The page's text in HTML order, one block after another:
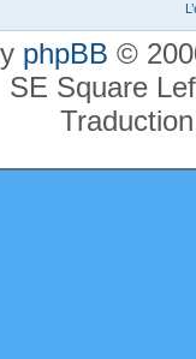
phpBB ©
SE Square